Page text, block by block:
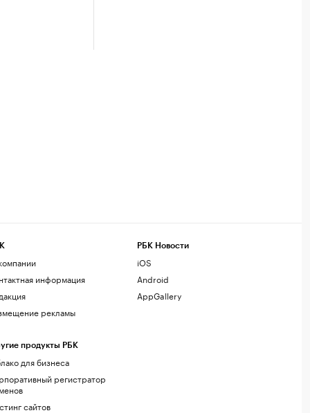
информация
рекламы
продукты РБК
для бизнеса
регистратор
сайтов
РБК Новости
iOS
Android
AppGallery